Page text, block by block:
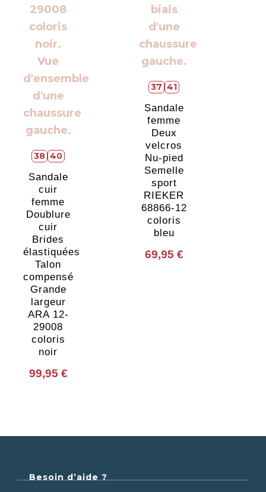
38 40
Sandale
cuir
femme
Doublure
cuir
Brides
élastiquées
Talon
compensé
Grande
largeur
ARA 12-
29008
coloris
noir
99,95 €
37 41
Sandale
femme
Deux
velcros
Nu-pied
Semelle
sport
RIEKER
68866-12
coloris
bleu
69,95 €
Besoin d’aide ?